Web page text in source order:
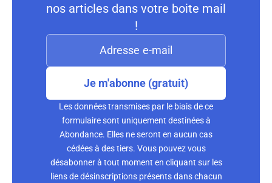
nos articles dans votre boite mail
!
Je m'abonne (gratuit)
Les données transmises par le biais de ce
formulaire sont uniquement destinées à
Abondance. Elles ne seront en aucun cas
cédées à des tiers. Vous pouvez vous
désabonner à tout moment en cliquant sur les
liens de désinscriptions présents dans chacun